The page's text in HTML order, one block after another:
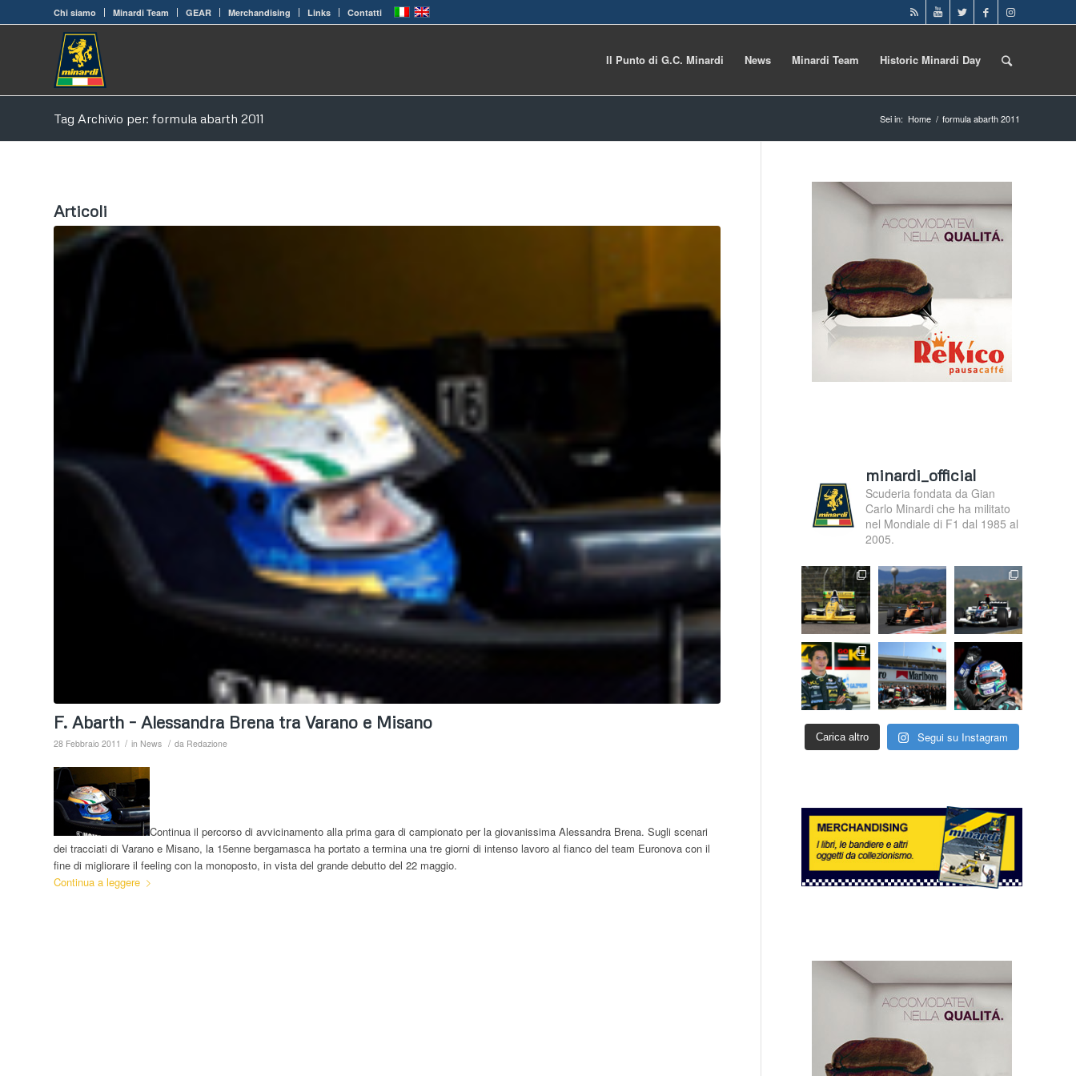
Chi siamo Minardi Team GEAR Merchandising Links Contatti
Il Punto di G.C. Minardi News Minardi Team Historic Minardi Day
Tag Archivio per: formula abarth 2011 Sei in: Home / formula abarth 2011
Articoli
F. Abarth – Alessandra Brena tra Varano e Misano
28 Febbraio 2011 / in News / da Redazione
Continua il percorso di avvicinamento alla prima gara di campionato per la giovanissima Alessandra Brena. Sugli scenari
dei tracciati di Varano e Misano, la 15enne bergamasca ha portato a termina una tre giorni di intenso lavoro al fianco del team Euronova con il
fine di migliorare il feeling con la monoposto, in vista del grande debutto del 22 maggio.
Continua a leggere
minardi_official
Scuderia fondata da Gian
Carlo Minardi che ha militato
nel Mondiale di F1 dal 1985 al
2005.
Carica altro Segui su Instagram